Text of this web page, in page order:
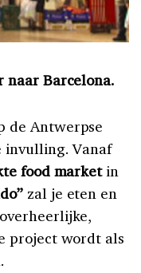
naar Barcelona.
de Antwerpse
invulling. Vanaf
food marketin
zal je eten en
overheerlijke,
project wordt als